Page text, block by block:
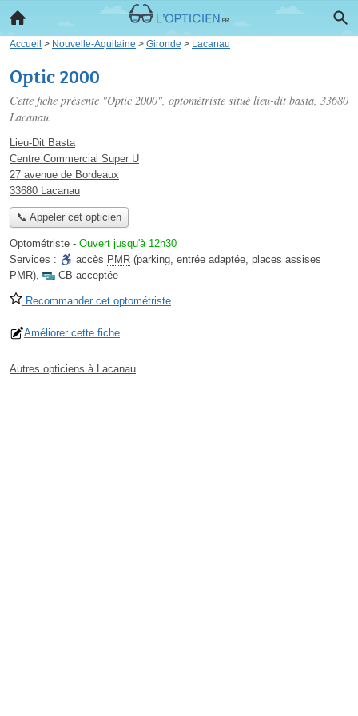
Accueil > Nouvelle-Aquitaine > Gironde > Lacanau
Optic 2000
Cette fiche présente "Optic 2000", optométriste situé lieu-dit basta, 33680
Lacanau.
Lieu-Dit Basta
Centre Commercial Super U
27 avenue de Bordeaux
33680 Lacanau
📞 Appeler cet opticien
Optométriste - Ouvert jusqu'à 12h30
Services :
accès PMR (parking, entrée adaptée, places assises
PMR), CB acceptée
Recommander cet optométriste
Améliorer cette fiche
Autres opticiens à Lacanau